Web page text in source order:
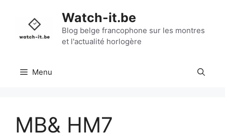
contenu
Watch-it.be
Blog belge francophone sur les montres
et l'actualité horlogère
Menu
MB& HM7